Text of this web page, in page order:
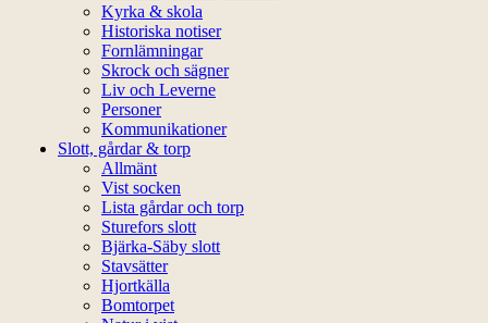
Kyrka & skola
Historiska notiser
Fornlämningar
Skrock och sägner
Liv och Leverne
Personer
Kommunikationer
Slott, gårdar & torp
Allmänt
Vist socken
Lista gårdar och torp
Sturefors slott
Bjärka-Säby slott
Stavsätter
Hjortkälla
Bomtorpet